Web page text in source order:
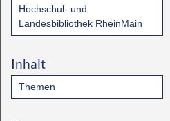
Hochschul- und
Landesbibliothek RheinMain
Inhalt
Themen